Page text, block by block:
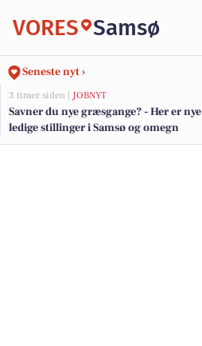
VORES Samsø
Seneste nyt ›
3 timer siden | JOBNYT
Savner du nye græsgange? - Her er nye
ledige stillinger i Samsø og omegn